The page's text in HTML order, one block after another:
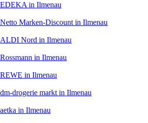
EDEKA in Ilmenau
Netto Marken-Discount in Ilmenau
ALDI Nord in Ilmenau
Rossmann in Ilmenau
REWE in Ilmenau
dm-drogerie markt in Ilmenau
aetka in Ilmenau